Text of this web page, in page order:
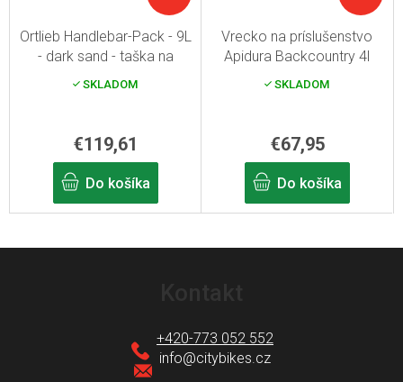
Ortlieb Handlebar-Pack - 9L
- dark sand - taška na
riadidlá
SKLADOM
€119,61
Do košíka
Vrecko na príslušenstvo
Apidura Backcountry 4l
SKLADOM
€67,95
Do košíka
info@citybikes.cz
+420-773 052 552